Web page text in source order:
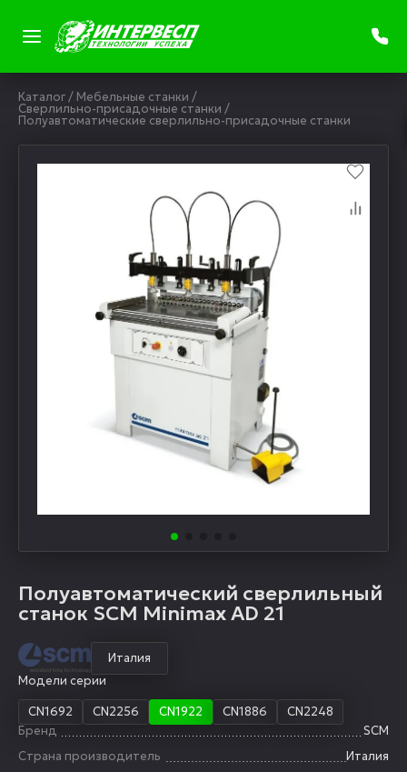
Каталог/ Мебельные станки /
Сверлильно-присадочные станки /
Полуавтоматические сверлильно-присадочные станки
Полуавтоматический сверлильный
станок SCM Minimax AD 21
Италия
Модели серии
CN1692
CN2256 CN1922 CN1886
CN2248
Бренд
SCM
Страна производитель
Италия